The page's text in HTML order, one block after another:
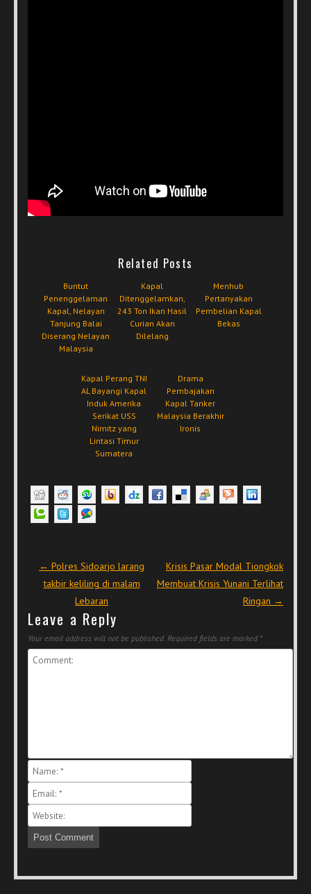
Related Posts
Buntut
Penenggelaman
Kapal, Nelayan
Tanjung Balai
Diserang Nelayan
Malaysia
Kapal
Ditenggelamkan,
243 Ton Ikan Hasil
Curian Akan
Dilelang
Menhub
Pertanyakan
Pembelian Kapal
Bekas
Kapal Perang TNI
AL Bayangi Kapal
Induk Amerika
Serikat USS
Nimitz yang
Lintasi Timur
Sumatera
Drama
Pembajakan
Kapal Tanker
Malaysia Berakhir
Ironis
Post navigation
← Polres Sidoarjo larang
takbir keliling di malam
Lebaran
Krisis Pasar Modal Tiongkok
Membuat Krisis Yunani Terlihat
Ringan →
Leave a Reply
Your email address will not be published. Required fields are marked *